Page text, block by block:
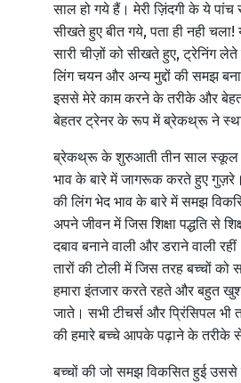
साल हो गये हैं। मेरी ज़िंदगी के ये
सीखते हुए बीत गये, पता ही नही
सारी चीज़ों को सीखते हुए, ट्रेनिंग
लिंग चयन और अन्य मुद्दों की समझ
इससे मेरे काम करने के तरीके और
बेहतर ट्रेनर के रूप में ब्रेकथ्रू ने
ब्रेकथ्रू के शुरुआती तीन साल स्कूल
भाव के बारे में जागरूक करते हुए
की लिंग भेद भाव के बारे में समझ
अपने जीवन में जिस शिक्षा पद्धति से
दबाव बनाने वाली और डराने वाली
तारों की टोली में जिस तरह बच्चों को
हमारा इंतजार करते रहते और बहुत
जाते। सभी टीचर्स और प्रिंसिपल भी
की हमारे बच्चे आपके पढ़ाने के तरीके
बच्चों की जो समझ विकसित हुई